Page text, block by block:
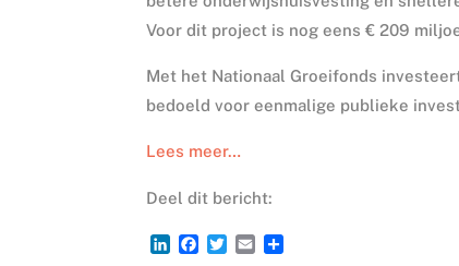
Voor dit project is nog eens € 209
Met het Nationaal Groeifonds
bedoeld voor eenmalige publieke
Lees meer…
Deel dit bericht:
L
F
T
E